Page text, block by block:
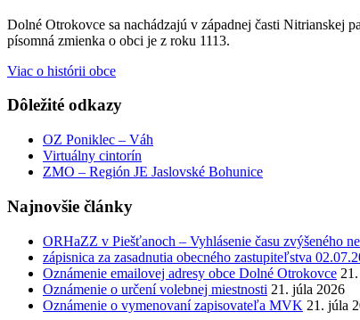
Dolné Otrokovce sa nachádzajú v západnej časti Nitrianskej
písomná zmienka o obci je z roku 1113.
Viac o histórii obce
Dôležité odkazy
OZ Poniklec – Váh
Virtuálny cintorín
ZMO – Región JE Jaslovské Bohunice
Najnovšie články
ORHaZZ v Piešťanoch – Vyhlásenie času zvýšeného
zápisnica za zasadnutia obecného zastupiteľstva
Oznámenie emailovej adresy obce Dolné Otrokovce
Oznámenie o určení volebnej miestnosti 21. júla 2026
Oznámenie o vymenovaní zapisovateľa MVK 21. júla